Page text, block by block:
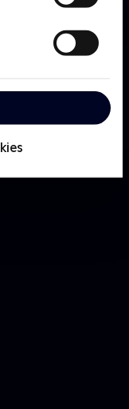
sit liv som
at gøre sin